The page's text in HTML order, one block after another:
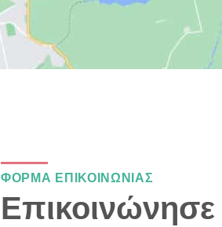
ΦΟΡΜΑ ΕΠΙΚΟΙΝΩΝΙΑΣ
Επικοινώνησε